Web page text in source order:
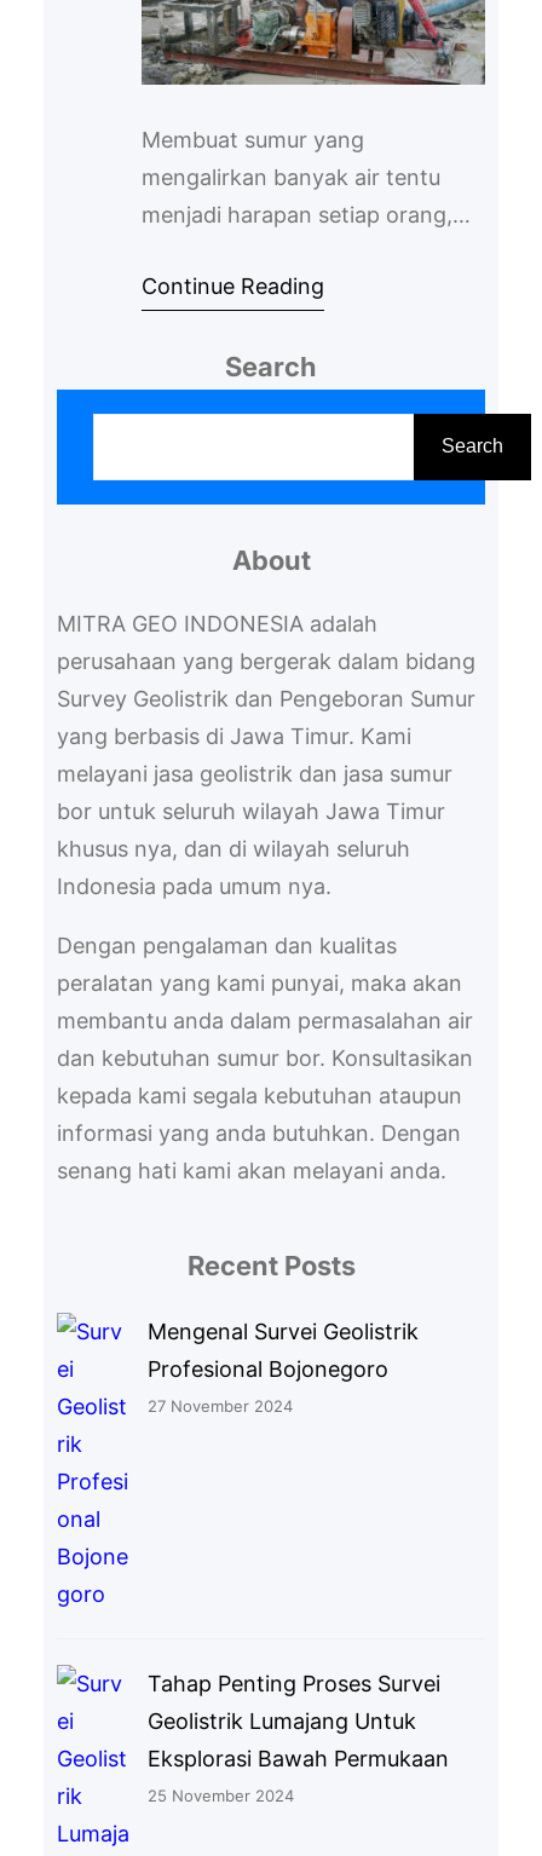
Membuat sumur yang
mengalirkan banyak air tentu
menjadi harapan setiap orang,
tinggal di wilayah seperti
menghadapi tantangan dalam
bukanlah pekerjaan
keahlian dan perencanaan yang
harapan. Oleh karena itu, sangat
penting untuk memilih Tukang
bor sumur…
Continue Reading
Search
Search
About
MITRA GEO INDONESIA adalah
perusahaan yang bergerak dalam bidang
Survey Geolistrik dan Pengeboran Sumur
yang berbasis di Jawa Timur. Kami
melayani jasa geolistrik dan jasa sumur
bor untuk seluruh wilayah Jawa Timur
khusus nya, dan di wilayah seluruh
Indonesia pada umum nya.
Dengan pengalaman dan kualitas
peralatan yang kami punyai, maka akan
membantu anda dalam permasalahan air
dan kebutuhan sumur bor. Konsultasikan
kepada kami segala kebutuhan ataupun
informasi yang anda butuhkan. Dengan
senang hati kami akan melayani anda.
Recent Posts
Mengenal Survei Geolistrik
Profesional Bojonegoro
27 November 2024
Tahap Penting Proses Survei
Geolistrik Lumajang Untuk
Eksplorasi Bawah Permukaan
25 November 2024